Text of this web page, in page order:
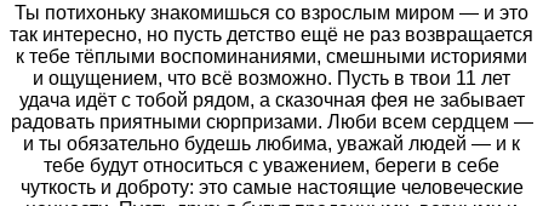
Ты потихоньку знакомишься со взрослым миром — и это
так интересно, но пусть детство ещё не раз возвращается
к тебе тёплыми воспоминаниями, смешными историями
и ощущением, что всё возможно. Пусть в твои 11 лет
удача идёт с тобой рядом, а сказочная фея не забывает
радовать приятными сюрпризами. Люби всем сердцем —
и ты обязательно будешь любима, уважай людей — и к
тебе будут относиться с уважением, береги в себе
чуткость и доброту: это самые настоящие человеческие